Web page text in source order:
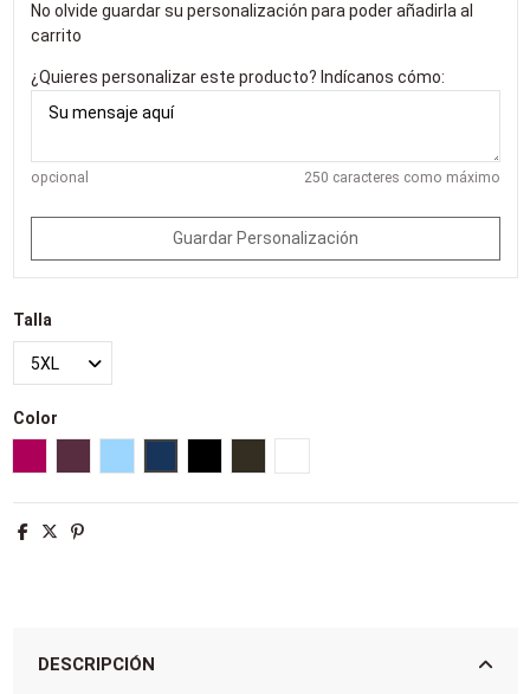
No olvide guardar su personalización para poder añadirla al
carrito
¿Quieres personalizar este producto? Indícanos cómo:
opcional 250 caracteres como máximo
Guardar Personalización
Talla
Color
DESCRIPCIÓN